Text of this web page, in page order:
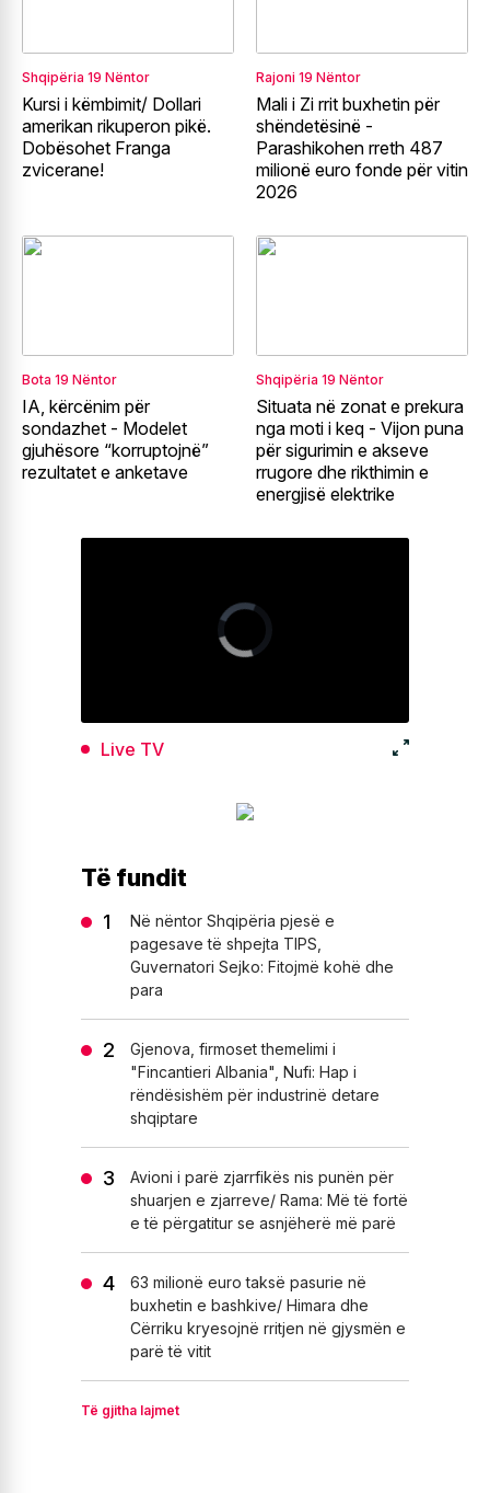
Shqipëria 19 Nëntor
Kursi i këmbimit/ Dollari
amerikan rikuperon pikë.
Dobësohet Franga
zvicerane!
Rajoni 19 Nëntor
Mali i Zi rrit buxhetin për
shëndetësinë -
Parashikohen rreth 487
milionë euro fonde për vitin
2026
Bota 19 Nëntor
IA, kërcënim për
sondazhet - Modelet
gjuhësore “korruptojnë”
rezultatet e anketave
Shqipëria 19 Nëntor
Situata në zonat e prekura
nga moti i keq - Vijon puna
për sigurimin e akseve
rrugore dhe rikthimin e
energjisë elektrike
Live TV
Të fundit
Në nëntor Shqipëria pjesë e
pagesave të shpejta TIPS,
Guvernatori Sejko: Fitojmë kohë dhe
para
Gjenova, firmoset themelimi i
"Fincantieri Albania", Nufi: Hap i
rëndësishëm për industrinë detare
shqiptare
Avioni i parë zjarrfikës nis punën për
shuarjen e zjarreve/ Rama: Më të fortë
e të përgatitur se asnjëherë më parë
63 milionë euro taksë pasurie në
buxhetin e bashkive/ Himara dhe
Cërriku kryesojnë rritjen në gjysmën e
parë të vitit
Të gjitha lajmet